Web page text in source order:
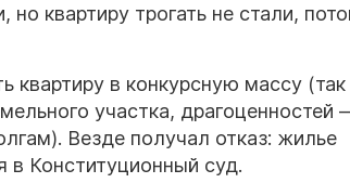
квартиру трогать не стали,
квартиру в конкурсную массу (так
участка, драгоценностей
Везде получал отказ: жилье
в Конституционный суд.